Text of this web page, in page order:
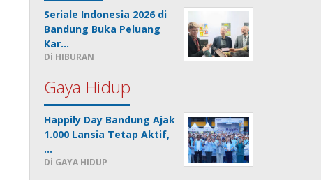
Seriale Indonesia 2026 di
Bandung Buka Peluang
Kar…
Di HIBURAN
Gaya Hidup
Happily Day Bandung Ajak
1.000 Lansia Tetap Aktif,
…
Di GAYA HIDUP